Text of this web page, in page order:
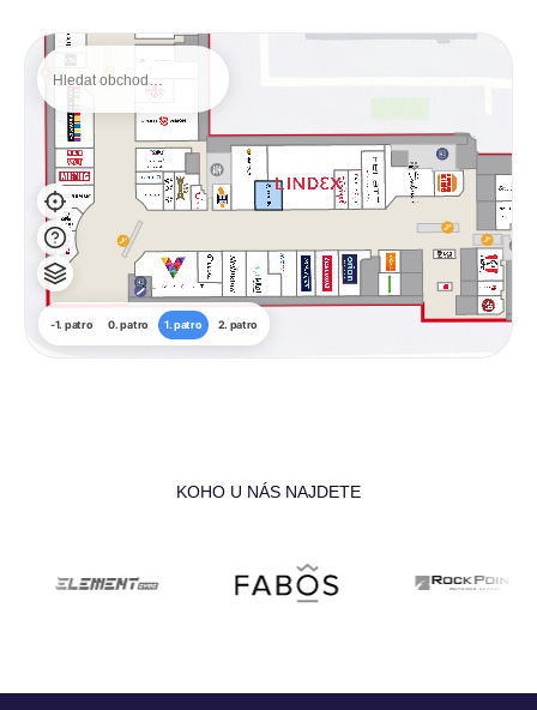
-1. patro 0. patro 1. patro 2. patro
KOHO U NÁS NAJDETE